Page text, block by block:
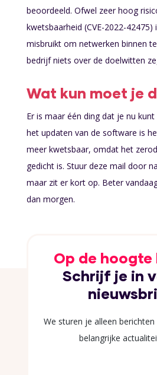
beoordeeld. Ofwel zeer hoog
kwetsbaarheid (CVE-2022-
misbruikt om netwerken binnen
bedrijf niets over de doelwitten
Wat kun moet je
Er is maar één ding dat je nu
het updaten van de software is
meer kwetsbaar, omdat het
gedicht is. Stuur deze mail door
maar zit er kort op. Beter
dan morgen.
Op de hoogte
Schrijf je in
We sturen je alleen
belangrijke